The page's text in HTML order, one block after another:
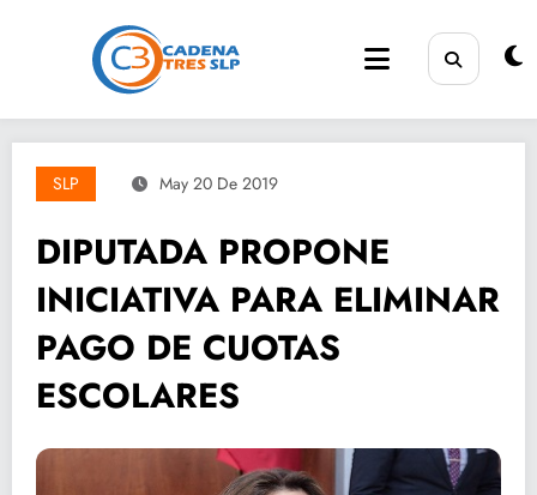
SLP May 20 De 2019
DIPUTADA PROPONE
INICIATIVA PARA ELIMINAR
PAGO DE CUOTAS
ESCOLARES